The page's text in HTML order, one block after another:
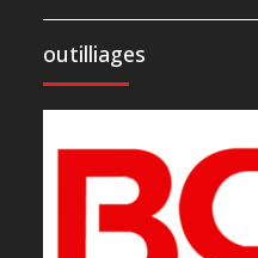
outilliages